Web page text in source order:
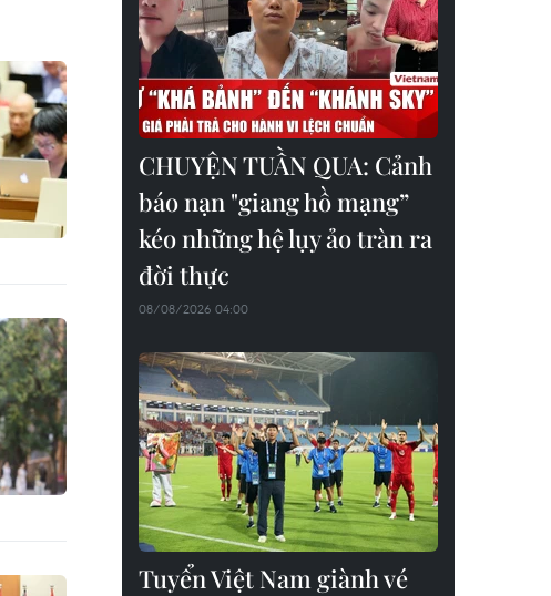
CHUYỆN TUẦN QUA: Cảnh
báo nạn "giang hồ mạng”
kéo những hệ lụy ảo tràn ra
đời thực
08/08/2026 04:00
Tuyển Việt Nam giành vé